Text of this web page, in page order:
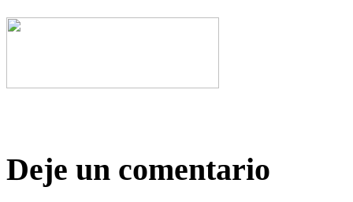
Deje un comentario